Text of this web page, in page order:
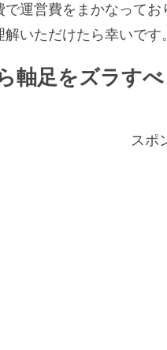
で運営費をまかなって
解いただけたら幸いです
軸足をズラす
スポ